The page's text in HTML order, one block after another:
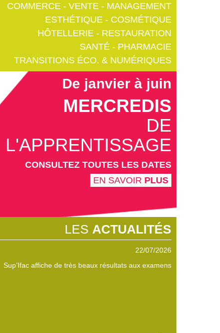
COMMERCE - VENTE - MANAGEMENT
ESTHÉTIQUE - COSMÉTIQUE
HÔTELLERIE - RESTAURATION
SANTÉ - PHARMACIE
TRANSITIONS ÉCO. & NUMÉRIQUES
De janvier à juin
MERCREDIS
DE
L'APPRENTISSAGE
CONSULTEZ TOUTES LES DATES
EN SAVOIR PLUS
LES ACTUALITÉS
22/05/2026
Il est encore temps de trouver sa formation sup' !